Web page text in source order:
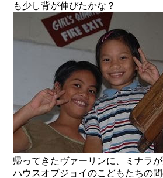
も少し背が伸びたかな？
帰ってきたヴァーリンに、ミナラが
ハウスオブジョイのこどもたちの